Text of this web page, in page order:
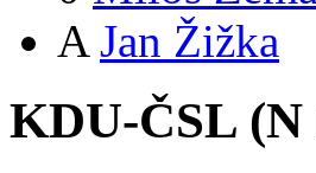
A Jan Žižka
KDU-ČSL (N